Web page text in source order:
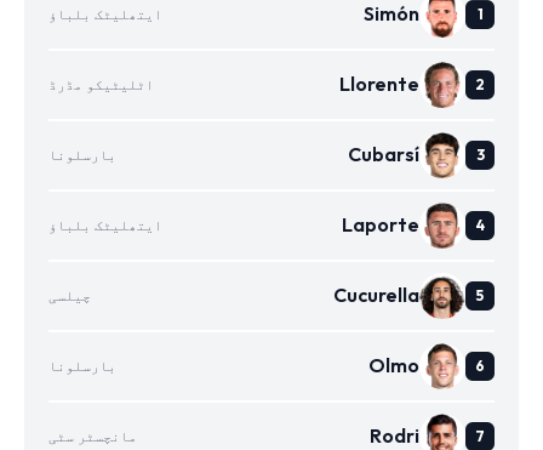
Simón ایتھلیٹک بلباؤ
Llorente اٹلیٹیکو مڈرڈ
Cubarsí بارسلونا
Laporte ایتھلیٹک بلباؤ
Cucurella چیلسی
Olmo بارسلونا
Rodri مانچسٹر سٹی